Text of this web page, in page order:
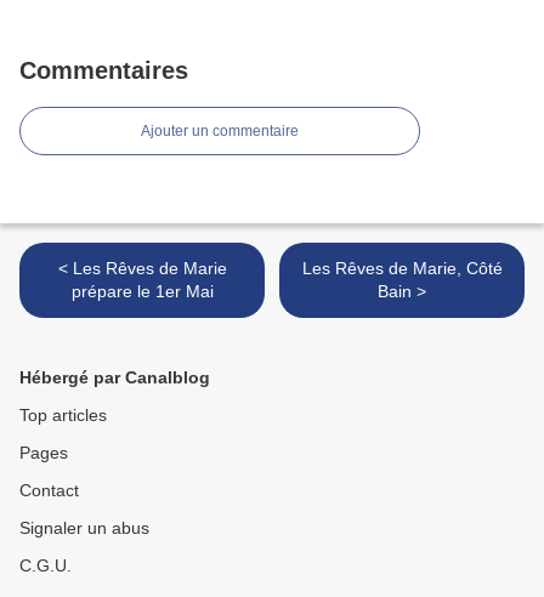
Commentaires
Ajouter un commentaire
< Les Rêves de Marie
prépare le 1er Mai
Les Rêves de Marie, Côté
Bain >
Hébergé par Canalblog
Top articles
Pages
Contact
Signaler un abus
C.G.U.